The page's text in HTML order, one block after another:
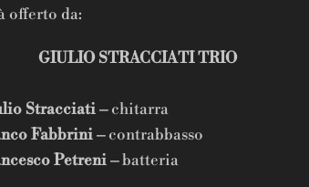
offerto da:
STRACCIATI TRIO
Stracciati –chitarra
Fabbrini –contrabbasso
Petreni –batteria